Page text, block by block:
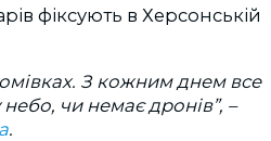
фіксують в Херсонській
З кожним днем все
чи немає дронів”, –
.